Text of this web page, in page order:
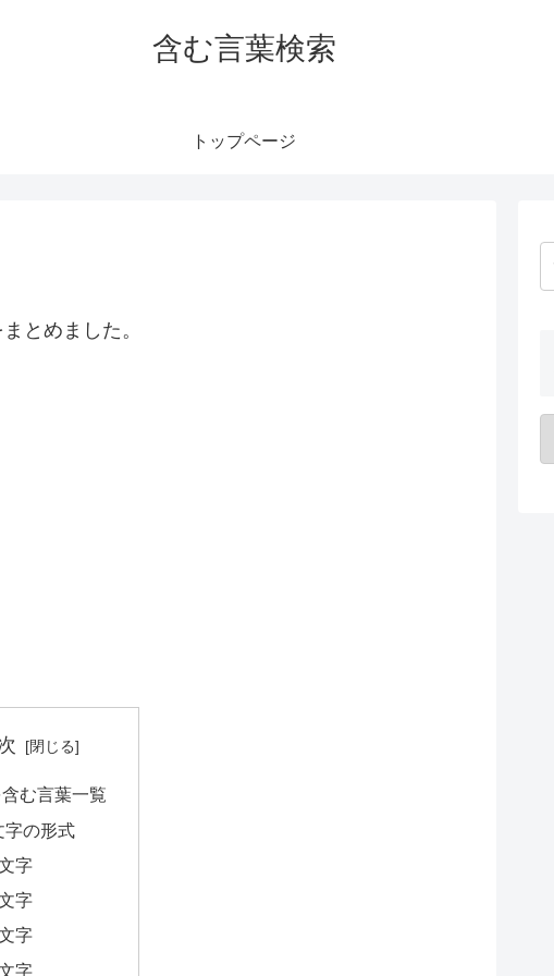
含む言葉検索
トップページ
とめました。
む言葉一覧
字の形式
字
字
字
字